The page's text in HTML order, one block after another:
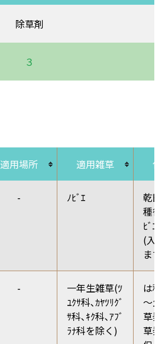
除草剤
３
適用場所 適用雑草
- ﾉﾋﾞｴ
乾
種
ﾋﾞｴ
(入
ま
-
一年生雑草(ﾂ
ﾕｸｻ科､ｶﾔﾂﾘｸﾞ
ｻ科､ｷｸ科､ｱﾌﾞ
ﾗﾅ科を除く)
は
～
草
草